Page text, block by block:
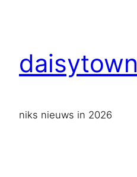
inhouddaisytown
niks nieuws in 2026